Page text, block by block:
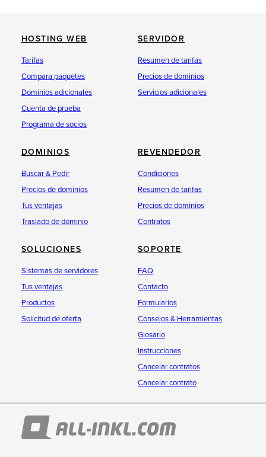
HOSTING WEB
Tarifas
Compara paquetes
Dominios adicionales
Cuenta de prueba
Programa de socios
SERVIDOR
Resumen de tarifas
Precios de dominios
Servicios adicionales
DOMINIOS
Buscar & Pedir
Precios de dominios
Tus ventajas
Traslado de dominio
REVENDEDOR
Condiciones
Resumen de tarifas
Precios de dominios
Contratos
SOLUCIONES
Sistemas de servidores
Tus ventajas
Productos
Solicitud de oferta
SOPORTE
FAQ
Contacto
Formularios
Consejos & Herramientas
Glosario
Instrucciones
Cancelar contratos
Cancelar contrato